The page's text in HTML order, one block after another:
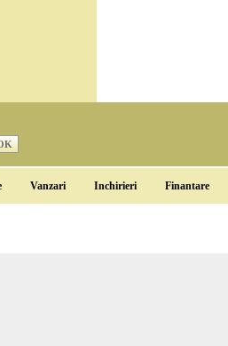
Vanzari Inchirieri Finantare